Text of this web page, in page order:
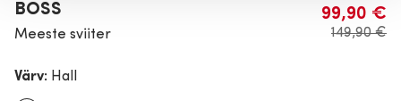
BOSS
Meeste sviiter
99,90 €
149,90 €
Värv: Hall